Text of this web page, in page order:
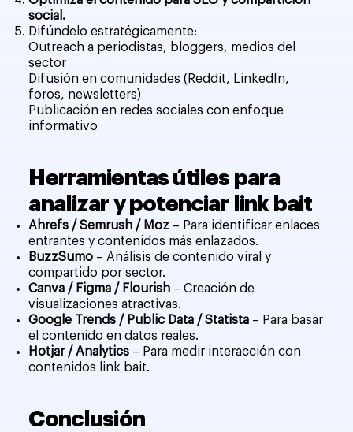
social.
Difúndelo estratégicamente:
Outreach a periodistas, bloggers, medios del
sector
Difusión en comunidades (Reddit, LinkedIn,
foros, newsletters)
Publicación en redes sociales con enfoque
informativo
Herramientas útiles para
analizar y potenciar link bait
Ahrefs / Semrush / Moz – Para identificar enlaces
entrantes y contenidos más enlazados.
BuzzSumo – Análisis de contenido viral y
compartido por sector.
Canva / Figma / Flourish – Creación de
visualizaciones atractivas.
Google Trends / Public Data / Statista – Para basar
el contenido en datos reales.
Hotjar / Analytics – Para medir interacción con
contenidos link bait.
Conclusión